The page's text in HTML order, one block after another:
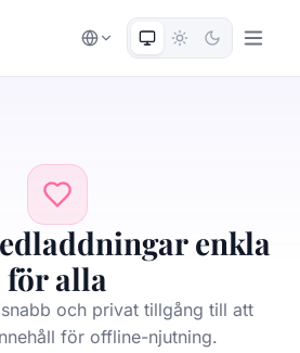
enkla
för alla
och privat tillgång till att
för offline-njutning.